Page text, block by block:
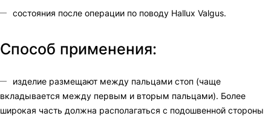
состояния после операции по поводу Hallux Valgus.
Способ применения:
изделие размещают между пальцами стоп (чаще
вкладывается между первым и вторым пальцами). Более
широкая часть должна располагаться с подошвенной стороны